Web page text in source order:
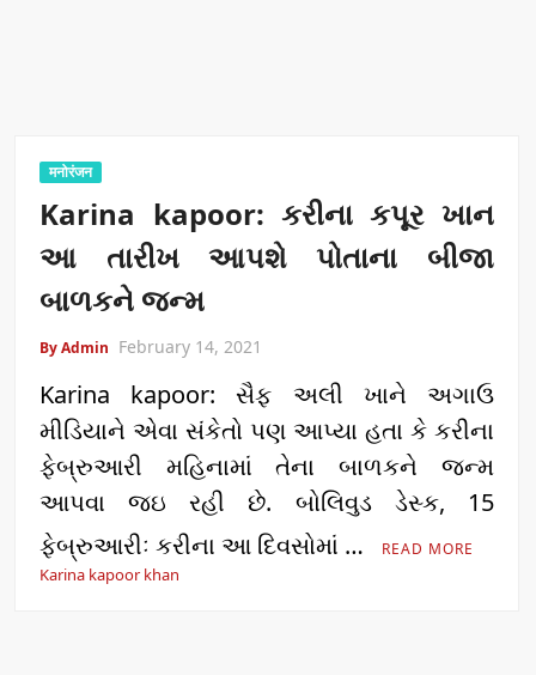
अठावलेमनोरंजन
Karina kapoor: કરીના કપૂર ખાન
આ તારીખ આપશે પોતાના બીજા
બાળકને જન્મ
By Admin February 14, 2021
Karina kapoor: સૈફ અલી ખાને અગાઉ
મીડિયાને એવા સંકેતો પણ આપ્યા હતા કે કરીના
ફેબ્રુઆરી મહિનામાં તેના બાળકને જન્મ
આપવા જઇ રહી છે. બોલિવુડ ડેસ્ક, 15
ફેબ્રુઆરીઃ કરીના આ દિવસોમાં …
READ MORE
Karina kapoor khan